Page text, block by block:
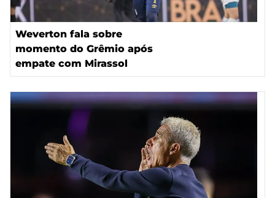
Weverton fala sobre
momento do Grêmio após
empate com Mirassol